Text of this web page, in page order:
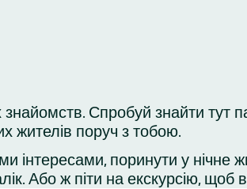
Спробуй знайти тут
жителів поруч з тобою.
інтересами, поринути у
Або ж піти на екскурсію, щоб